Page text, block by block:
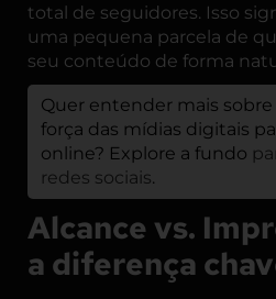
total de seguidores. Isso
uma pequena parcela de
seu conteúdo de forma
Quer entender mais
força das mídias digitais
online? Explore a fundo
redes sociais.
Alcance vs.
a diferença